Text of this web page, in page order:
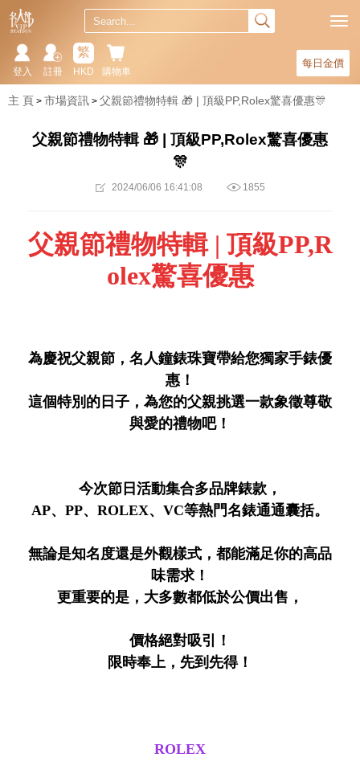
每日金價
購物車
繁
HKD
註冊
登入
主 頁 市場資訊 父親節禮物特輯 🎁 | 頂級PP,Rolex驚喜優惠🎊
父親節禮物特輯 🎁 | 頂級PP,Rolex驚喜優惠
🎊
2024/06/06 16:41:08 1855
父親節禮物特輯| 頂級PP,R
olex驚喜優惠
為慶祝父親節，名人鐘錶珠寶帶給您獨家手錶優
惠！
這個特別的日子，為您的父親挑選一款象徵尊敬
與愛的禮物吧！
今次節日活動集合多品牌錶款，
AP、PP、ROLEX、VC等熱門名錶通通囊括。
無論是知名度還是外觀樣式，都能滿足你的高品
味需求！
更重要的是，大多數都低於公價出售，
價格絕對吸引！
限時奉上，先到先得！
ROLEX